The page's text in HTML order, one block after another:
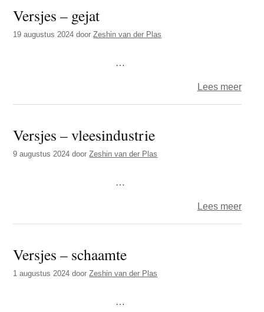
de
Versjes – gejat
19 augustus 2024 doorZeshin van der Plas
…
Lees meerover
Versjes – vleesindustrie
9 augustus 2024 doorZeshin van der Plas
…
Lees meerover
Versjes – schaamte
1 augustus 2024 doorZeshin van der Plas
…